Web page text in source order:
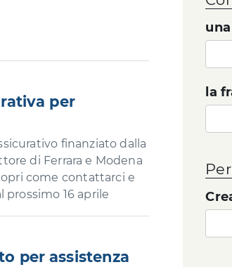
per
finanziato dalla
di Ferrara e Modena
come contattarci e
16 aprile
per assistenza
la